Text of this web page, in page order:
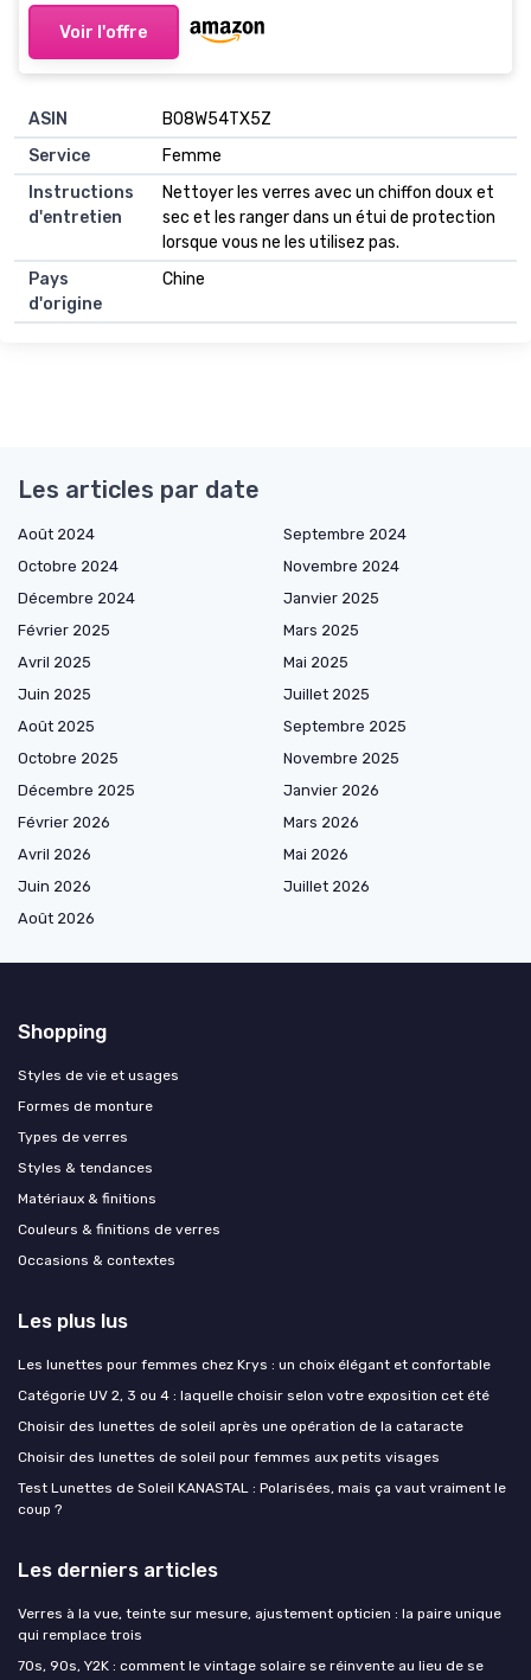
Voir l'offre
ASIN
B08W54TX5Z
Service
Femme
Instructions
d'entretien
Nettoyer les verres avec un chiffon doux et
sec et les ranger dans un étui de protection
lorsque vous ne les utilisez pas.
Pays
d'origine
Chine
Les articles par date
Août 2024
Septembre 2024
Octobre 2024
Novembre 2024
Décembre 2024
Janvier 2025
Février 2025
Mars 2025
Avril 2025
Mai 2025
Juin 2025
Juillet 2025
Août 2025
Septembre 2025
Octobre 2025
Novembre 2025
Décembre 2025
Janvier 2026
Février 2026
Mars 2026
Avril 2026
Mai 2026
Juin 2026
Juillet 2026
Août 2026
Shopping
Styles de vie et usages
Formes de monture
Types de verres
Styles & tendances
Matériaux & finitions
Couleurs & finitions de verres
Occasions & contextes
Les plus lus
Les lunettes pour femmes chez Krys : un choix élégant et confortable
Catégorie UV 2, 3 ou 4 : laquelle choisir selon votre exposition cet été
Choisir des lunettes de soleil après une opération de la cataracte
Choisir des lunettes de soleil pour femmes aux petits visages
Test Lunettes de Soleil KANASTAL : Polarisées, mais ça vaut vraiment le
coup ?
Les derniers articles
Verres à la vue, teinte sur mesure, ajustement opticien : la paire unique
qui remplace trois
70s, 90s, Y2K : comment le vintage solaire se réinvente au lieu de se